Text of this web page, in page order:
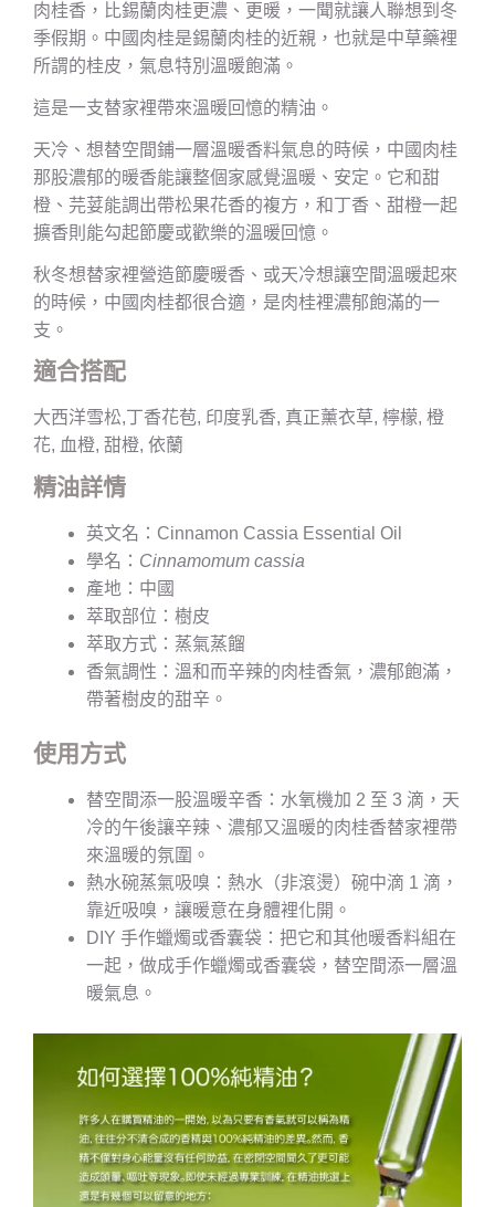
肉桂香，比錫蘭肉桂更濃、更暖，一聞就讓人聯想到冬
季假期。中國肉桂是錫蘭肉桂的近親，也就是中草藥裡
所謂的桂皮，氣息特別溫暖飽滿。
這是一支替家裡帶來溫暖回憶的精油。
天冷、想替空間鋪一層溫暖香料氣息的時候，中國肉桂
那股濃郁的暖香能讓整個家感覺溫暖、安定。它和甜
橙、芫荽能調出帶松果花香的複方，和丁香、甜橙一起
擴香則能勾起節慶或歡樂的溫暖回憶。
秋冬想替家裡營造節慶暖香、或天冷想讓空間溫暖起來
的時候，中國肉桂都很合適，是肉桂裡濃郁飽滿的一
支。
適合搭配
大西洋雪松,丁香花苞, 印度乳香, 真正薰衣草, 檸檬, 橙
花, 血橙, 甜橙, 依蘭
精油詳情
英文名：Cinnamon Cassia Essential Oil
學名： Cinnamomum cassia
產地：中國
萃取部位：樹皮
萃取方式：蒸氣蒸餾
香氣調性：溫和而辛辣的肉桂香氣，濃郁飽滿，
帶著樹皮的甜辛。
使用方式
替空間添一股溫暖辛香：水氧機加 2 至 3 滴，天
冷的午後讓辛辣、濃郁又溫暖的肉桂香替家裡帶
來溫暖的氛圍。
熱水碗蒸氣吸嗅：熱水（非滾燙）碗中滴 1 滴，
靠近吸嗅，讓暖意在身體裡化開。
DIY 手作蠟燭或香囊袋：把它和其他暖香料組在
一起，做成手作蠟燭或香囊袋，替空間添一層溫
暖氣息。